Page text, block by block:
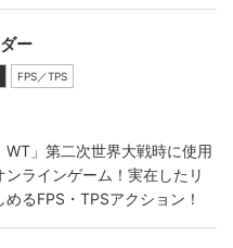
ー
FPS／TPS
WT」第二次世界大戦時に使用
ラインゲーム！実在したリ
るFPS・TPSアクション！